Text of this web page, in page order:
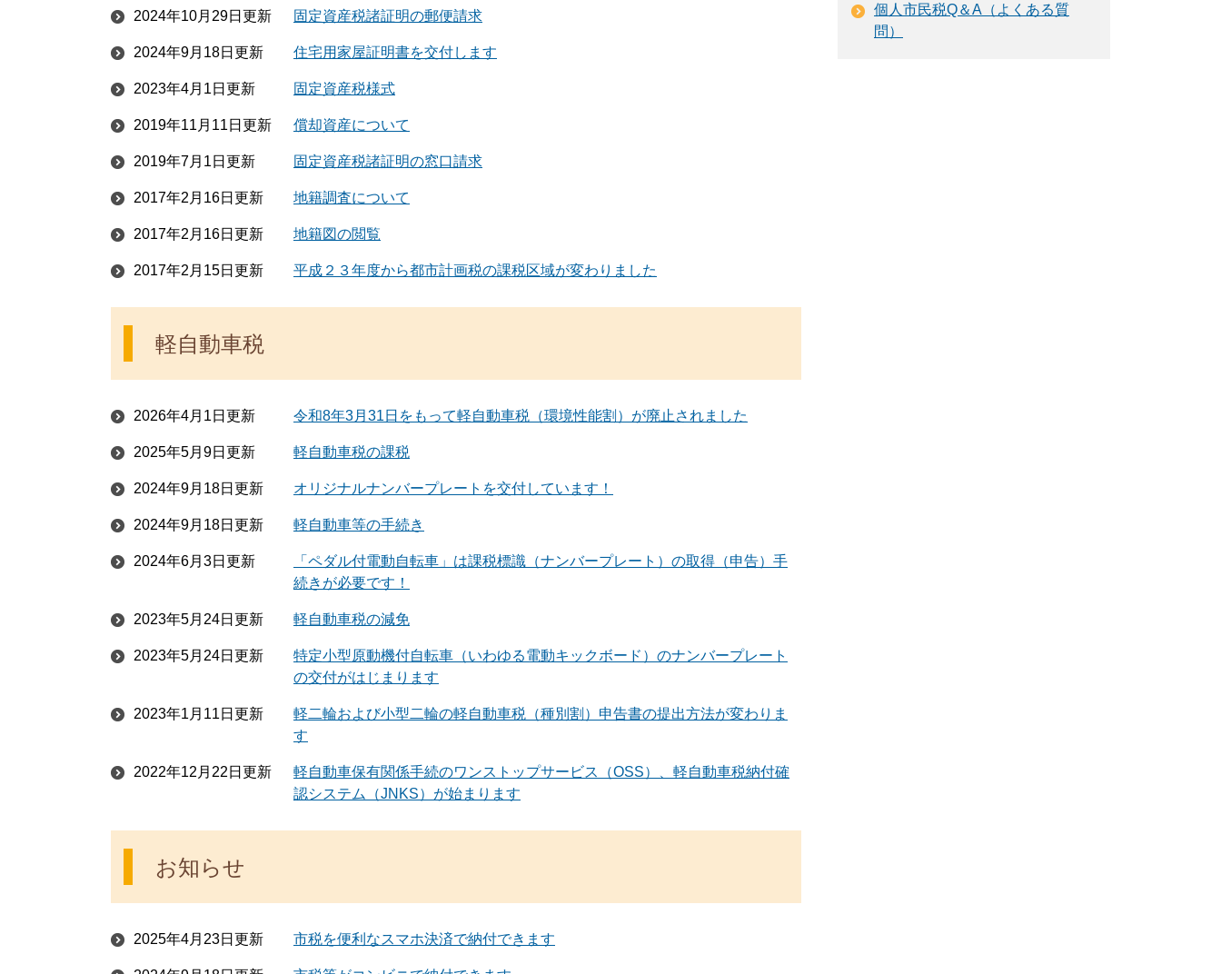
2024年10月29日更新 固定資産税諸証明の郵便請求
2024年9月18日更新 住宅用家屋証明書を交付します
2023年4月1日更新 固定資産税様式
2019年11月11日更新 償却資産について
2019年7月1日更新 固定資産税諸証明の窓口請求
2017年2月16日更新 地籍調査について
2017年2月16日更新 地籍図の閲覧
2017年2月15日更新 平成２３年度から都市計画税の課税区域が変わりました
軽自動車税
2026年4月1日更新 令和8年3月31日をもって軽自動車税（環境性能割）が廃止されました
2025年5月9日更新 軽自動車税の課税
2024年9月18日更新 オリジナルナンバープレートを交付しています！
2024年9月18日更新 軽自動車等の手続き
2024年6月3日更新
「ペダル付電動自転車」は課税標識（ナンバープレート）の取得（申告）手
続きが必要です！
2023年5月24日更新 軽自動車税の減免
2023年5月24日更新
特定小型原動機付自転車（いわゆる電動キックボード）のナンバープレート
の交付がはじまります
2023年1月11日更新
軽二輪および小型二輪の軽自動車税（種別割）申告書の提出方法が変わりま
す
2022年12月22日更新
軽自動車保有関係手続のワンストップサービス（OSS）、軽自動車税納付確
認システム（JNKS）が始まります
お知らせ
2025年4月23日更新 市税を便利なスマホ決済で納付できます
個人市民税Q＆A（よくある質
問）